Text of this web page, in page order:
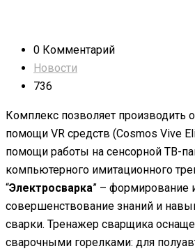
0 Комментарий
Новости
736
Комплекс позволяет производить
помощи VR средств (Cosmos Vive
помощи работы на сенсорной ТВ-
компьютерного имитационного
“Электросварка” – формирование
совершенствование знаний и
сварки. Тренажер сварщика
сварочными горелками: для